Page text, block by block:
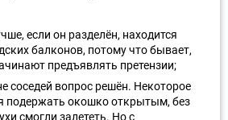
если он разделён, находится
балконов, потому что бывает,
предъявлять претензии;
соседей вопрос решён. Некоторое
подержать окошко открытым, без
смогли залететь. Но с